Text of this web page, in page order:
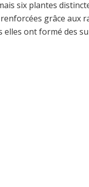
six plantes
grâce aux
elles ont formé des